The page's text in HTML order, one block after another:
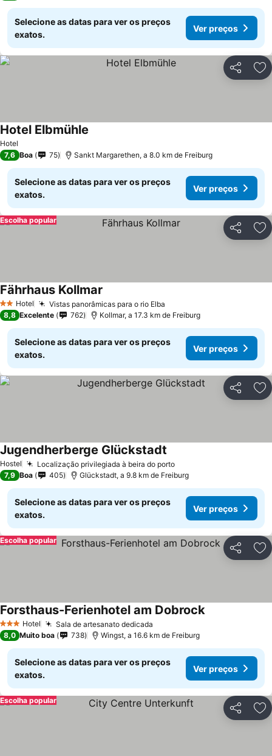
Selecione as datas para ver os preços
exatos.
Ver preços
Partilhar
Hotel
Hotel Elbmühle
7,6 Boa 75 Sankt Margarethen, a 8.0 km de Freiburg
Selecione as datas para ver os preços
exatos.
Ver preços
Partilhar
Escolha popular
2 Estrelas
Hotel Vistas panorâmicas para o rio Elba
Fährhaus Kollmar
8,8 Excelente 762 Kollmar, a 17.3 km de Freiburg
Selecione as datas para ver os preços
exatos.
Ver preços
Partilhar
Hostel Localização privilegiada à beira do porto
Jugendherberge Glückstadt
7,9 Boa 405 Glückstadt, a 9.8 km de Freiburg
Selecione as datas para ver os preços
exatos.
Ver preços
Partilhar
Escolha popular
3 EstrelasHotel Sala de artesanato dedicada
Forsthaus-Ferienhotel am Dobrock
8,0 Muito boa 738 Wingst, a 16.6 km de Freiburg
Selecione as datas para ver os preços
exatos.
Ver preços
Partilhar
Escolha popular